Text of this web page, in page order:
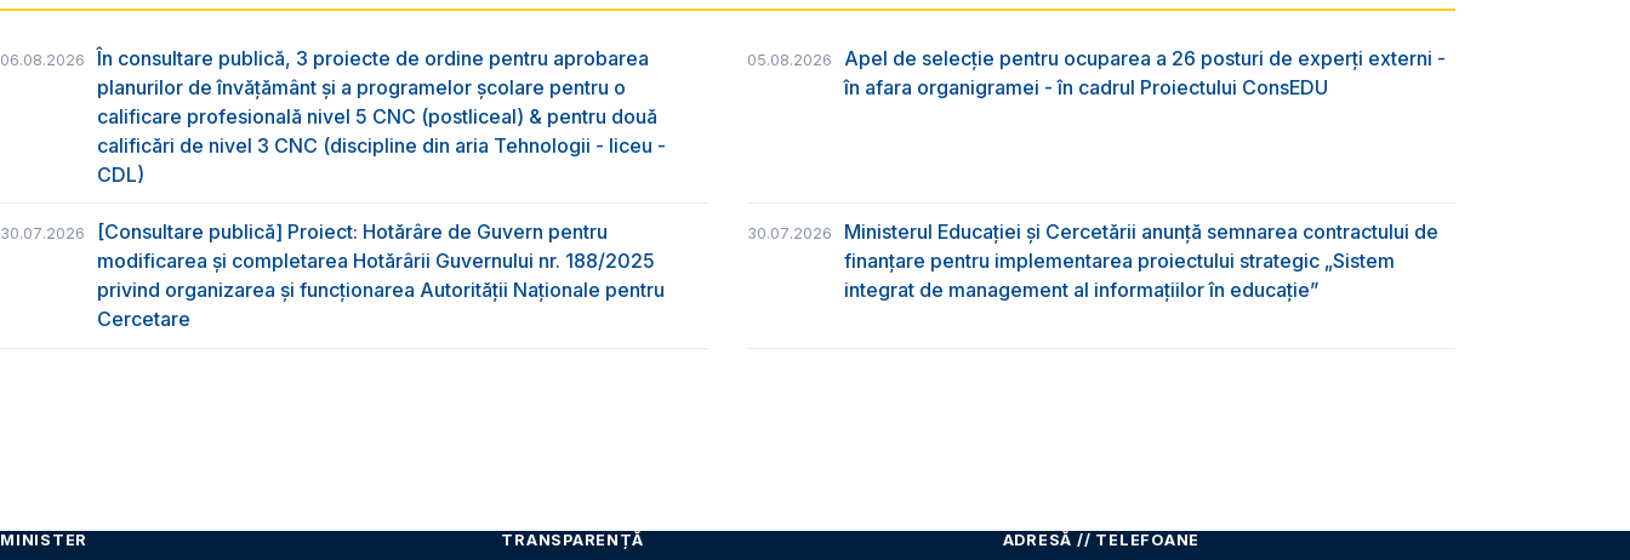
06.08.2026
În consultare publică, 3 proiecte de ordine pentru aprobarea
planurilor de învățământ și a programelor școlare pentru o
calificare profesională nivel 5 CNC (postliceal) & pentru două
calificări de nivel 3 CNC (discipline din aria Tehnologii - liceu -
CDL)
05.08.2026
Apel de selecție pentru ocuparea a 26 posturi de experți externi -
în afara organigramei - în cadrul Proiectului ConsEDU
30.07.2026
[Consultare publică] Proiect: Hotărâre de Guvern pentru
modificarea și completarea Hotărârii Guvernului nr. 188/2025
privind organizarea şi funcţionarea Autorităţii Naţionale pentru
Cercetare
30.07.2026
Ministerul Educației și Cercetării anunță semnarea contractului de
finanțare pentru implementarea proiectului strategic „Sistem
integrat de management al informațiilor în educație”
MINISTER TRANSPARENȚĂ ADRESĂ // TELEFOANE